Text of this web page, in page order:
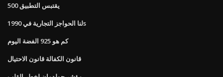
500 يقتبس التطبيق
لنا الحواجز التجارية في 1990s
كم هو 925 الفضة اليوم
قانون الكفالة قانون الاحتيال